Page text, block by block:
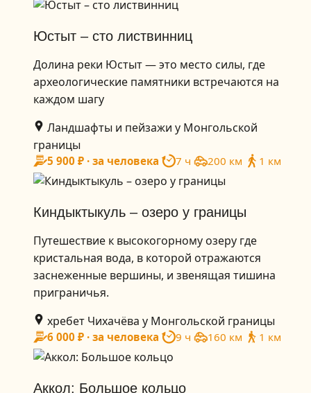
Юстыт – сто листвинниц
Долина реки Юстыт — это место силы, где
археологические памятники встречаются на
каждом шагу
Ландшафты и пейзажи у Монгольской
границы
5 900 ₽ · за человека 7 ч 200 км 1 км
Киндыктыкуль – озеро у границы
Путешествие к высокогорному озеру где
кристальная вода, в которой отражаются
заснеженные вершины, и звенящая тишина
приграничья.
хребет Чихачёва у Монгольской границы
6 000 ₽ · за человека 9 ч 160 км 1 км
Аккол: Большое кольцо